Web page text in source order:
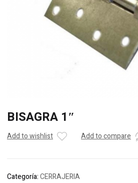
BISAGRA 1″
Add to wishlist Add to compare
Categoría:CERRAJERIA